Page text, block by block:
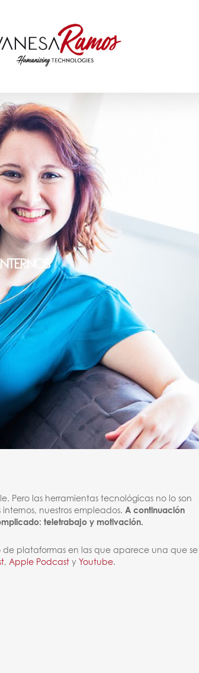
Pero las herramientas tecnológicas no lo son
nuestros empleados.A continuación
teletrabajo y motivación.
de plataformas en las que aparece una que se
,Apple Podcast y Youtube.